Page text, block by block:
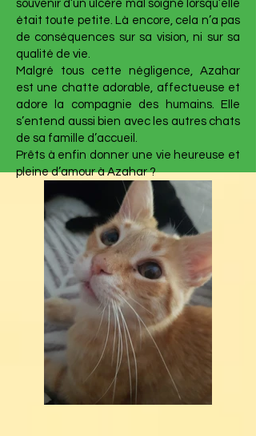
souvenir d’un ulcère mal soigné lorsqu’elle
était toute petite. Là encore, cela n’a pas
de conséquences sur sa vision, ni sur sa
qualité de vie.
Malgré tous cette négligence, Azahar
est une chatte adorable, affectueuse et
adore la compagnie des humains. Elle
s’entend aussi bien avec les autres chats
de sa famille d’accueil.
Prêts à enfin donner une vie heureuse et
pleine d’amour à Azahar ?